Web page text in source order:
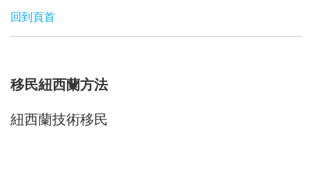
回到頁首
移民紐西蘭方法
紐西蘭技術移民